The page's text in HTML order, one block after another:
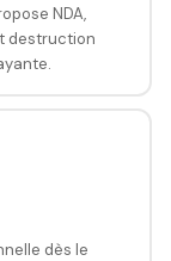
NDA,
destruction
dès le